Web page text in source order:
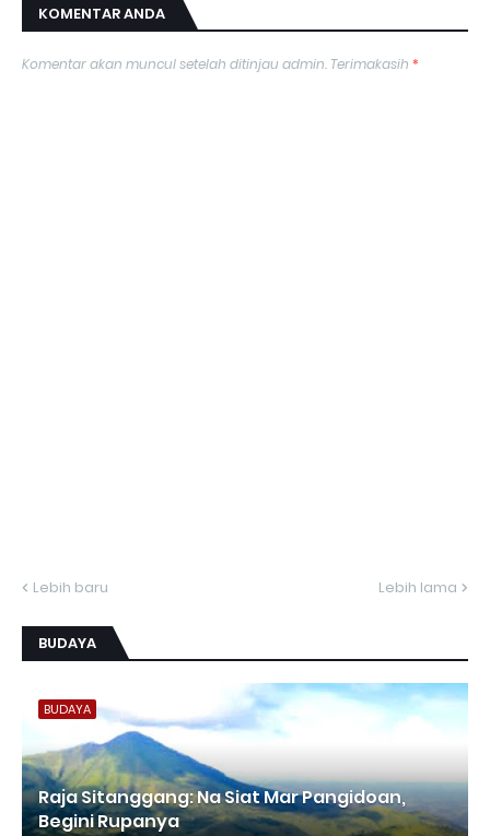
KOMENTAR ANDA
Komentar akan muncul setelah ditinjau admin. Terimakasih *
Lebih baru Lebih lama
BUDAYA
BUDAYA
Raja Sitanggang: Na Siat Mar Pangidoan,
Begini Rupanya